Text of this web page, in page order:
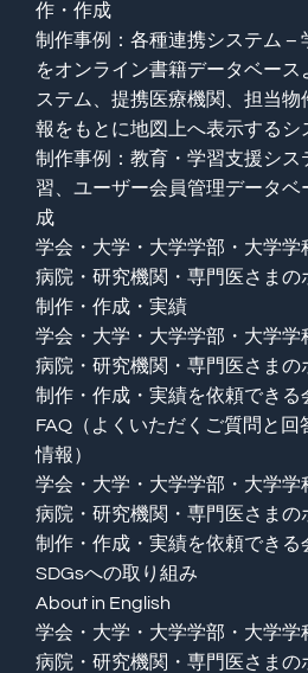
作・作成
制作事例：各種連携システム –
をオンライン書籍データベー
ステム、提携医療機関、担当
報をもとに地図上へ表示するシ
制作事例：教育・学習支援シス
習、ユーザー会員管理データ
成
学会・大学・大学学部・大学学
病院・研究機関・専門医さまの
制作・作成・実績
学会・大学・大学学部・大学学
病院・研究機関・専門医さまの
制作・作成・実績を依頼できる
FAQ（よくいただくご質問と回
情報）
学会・大学・大学学部・大学学
病院・研究機関・専門医さまの
制作・作成・実績を依頼できる
SDGsへの取り組み
About in English
学会・大学・大学学部・大学学
病院・研究機関・専門医さまの